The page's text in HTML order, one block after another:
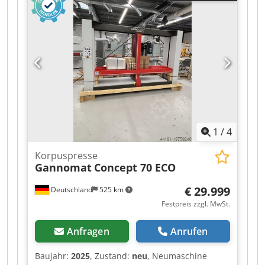
1 /4
Deutschland 525 km
Korpuspresse
Gannomat Concept 70 ECO
€ 29.999
Festpreis zzgl. MwSt.
Anfragen Anrufen
Baujahr: 2025, Zustand: neu, Neumaschine